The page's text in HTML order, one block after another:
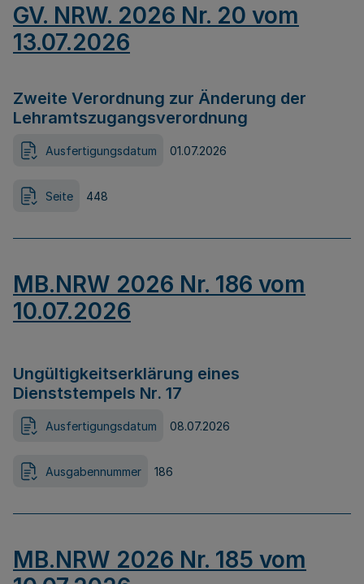
GV. NRW. 2026 Nr. 20 vom
13.07.2026
Zweite Verordnung zur Änderung der
Lehramtszugangsverordnung
Ausfertigungsdatum 01.07.2026
Seite 448
MB.NRW 2026 Nr. 186 vom
10.07.2026
Ungültigkeitserklärung eines
Dienststempels Nr. 17
Ausfertigungsdatum 08.07.2026
Ausgabennummer 186
MB.NRW 2026 Nr. 185 vom